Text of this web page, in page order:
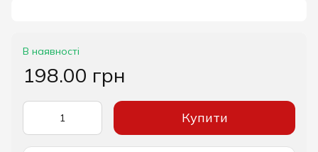
В наявності
198.00 грн
Купити